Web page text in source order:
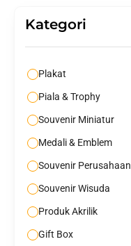
Kategori
Plakat
Piala & Trophy
Souvenir Miniatur
Medali & Emblem
Souvenir Perusahaan
Souvenir Wisuda
Produk Akrilik
Gift Box